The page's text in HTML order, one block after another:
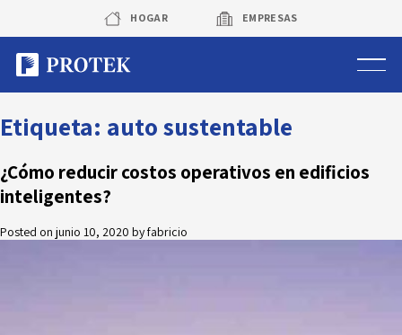
content
HOGAR EMPRESAS
Sistema de alarmas
Sistema de cámaras
Etiqueta: auto sustentable
¿Cómo reducir costos operativos en edificios
inteligentes?
Posted on junio 10, 2020 byfabricio